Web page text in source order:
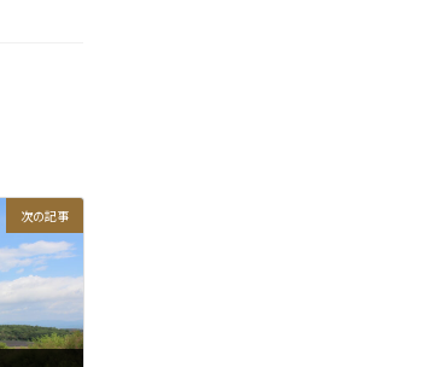
次の記事